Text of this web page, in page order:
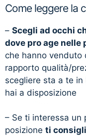
Come leggere la
– Scegli ad occhi
dove pro age nelle
che hanno venduto
rapporto qualità/
scegliere sta a te
hai a disposizione
– Se ti interessa
posizione ti